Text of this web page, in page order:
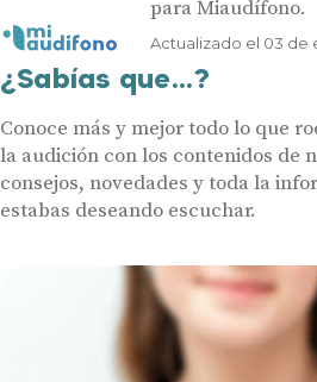
para Miaudífono.
Actualizado el 03 de
¿Sabías que...?
Conoce más y mejor todo lo que
la audición con los contenidos de
consejos, novedades y toda la
estabas deseando escuchar.